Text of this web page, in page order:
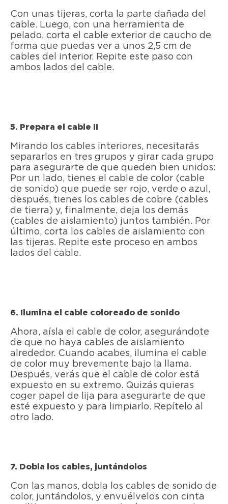
Con unas tijeras, corta la parte dañada del
cable. Luego, con una herramienta de
pelado, corta el cable exterior de caucho de
forma que puedas ver a unos 2,5 cm de
cables del interior. Repite este paso con
ambos lados del cable.
5. Prepara el cable II
Mirando los cables interiores, necesitarás
separarlos en tres grupos y girar cada grupo
para asegurarte de que queden bien unidos:
Por un lado, tienes el cable de color (cable
de sonido) que puede ser rojo, verde o azul,
después, tienes los cables de cobre (cables
de tierra) y, finalmente, deja los demás
(cables de aislamiento) juntos también. Por
último, corta los cables de aislamiento con
las tijeras. Repite este proceso en ambos
lados del cable.
6. Ilumina el cable coloreado de sonido
Ahora, aísla el cable de color, asegurándote
de que no haya cables de aislamiento
alrededor. Cuando acabes, ilumina el cable
de color muy brevemente bajo la llama.
Después, verás que el cable de color está
expuesto en su extremo. Quizás quieras
coger papel de lija para asegurarte de que
esté expuesto y para limpiarlo. Repítelo al
otro lado.
7. Dobla los cables, juntándolos
Con las manos, dobla los cables de sonido de
color, juntándolos, y envuélvelos con cinta